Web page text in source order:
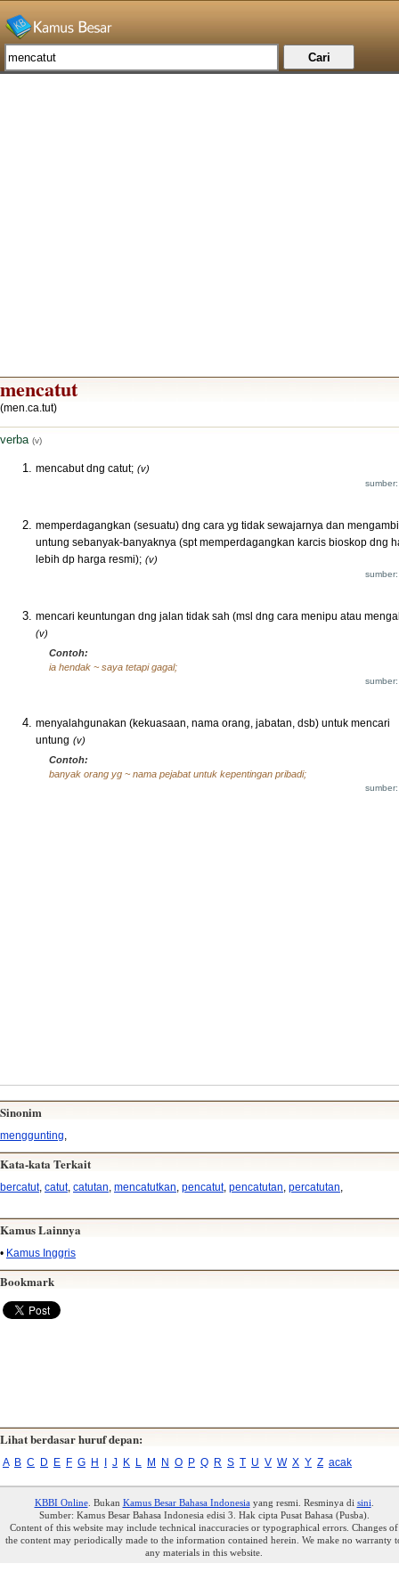
mencatut
(men.ca.tut)
verba (v)
mencabut dng catut; (v)
memperdagangkan (sesuatu) dng cara yg tidak sewajarnya dan
untung sebanyak-banyaknya (spt memperdagangkan karcis bioskop dng
lebih dp harga resmi); (v)
mencari keuntungan dng jalan tidak sah (msl dng cara menipu atau
(v)
Contoh:
ia hendak ~ saya tetapi gagal;
menyalahgunakan (kekuasaan, nama orang, jabatan, dsb) untuk mencari
untung (v)
Contoh:
banyak orang yg ~ nama pejabat untuk kepentingan pribadi;
Sinonim
menggunting
Kata-kata Terkait
bercatut, catut, catutan, mencatutkan, pencatut, pencatutan, percatutan,
Kamus Lainnya
• Kamus Inggris
Bookmark
Lihat berdasar huruf depan:
A B C D E F G H I J K L M N O P Q R S T U V W X Y Z acak
KBBI Online. Bukan Kamus Besar Bahasa Indonesiayang resmi. Resminya di sini
Sumber: Kamus Besar Bahasa Indonesia edisi 3. Hak cipta Pusat Bahasa (Pusba).
Content of this website may include technical inaccuracies or typographical errors. Changes of
the content may periodically made to the information contained herein. We make no warranty
any materials in this website.